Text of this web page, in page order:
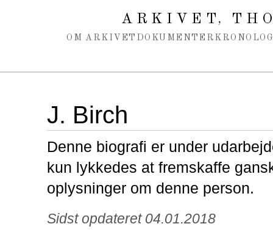
ARKIVET,
OM ARKIVET DOKUMENTER
J. Birch
Denne biografi er under
kun lykkedes at fremskaffe
oplysninger om denne person.
Sidst opdateret 04.01.2018